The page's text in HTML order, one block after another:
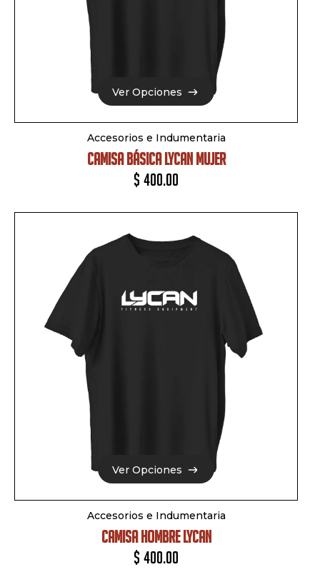
Ver Opciones
Ver Opciones
Accesorios e Indumentaria
CAMISA BÁSICA LYCAN MUJER
$ 400.00
Ver Opciones
Ver Opciones
Accesorios e Indumentaria
CAMISA HOMBRE LYCAN
$ 400.00